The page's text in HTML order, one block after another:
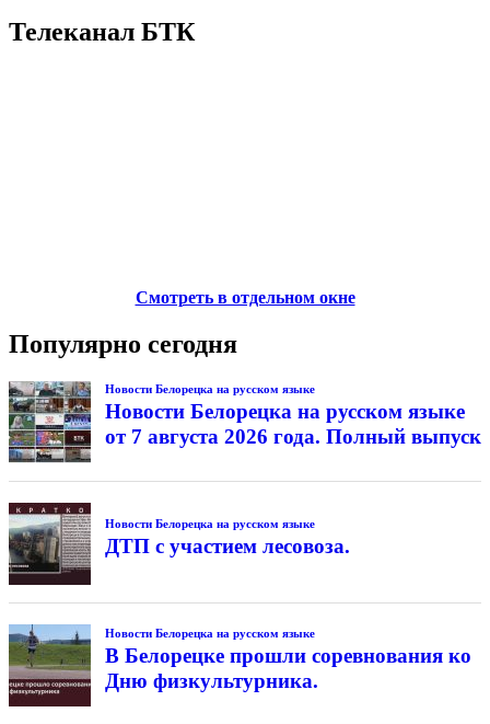
Телеканал БТК
Смотреть в отдельном окне
Популярно сегодня
Новости Белорецка на русском языке
Новости Белорецка на русском языке
от 7 августа 2026 года. Полный выпуск
Новости Белорецка на русском языке
ДТП с участием лесовоза.
Новости Белорецка на русском языке
В Белорецке прошли соревнования ко
Дню физкультурника.